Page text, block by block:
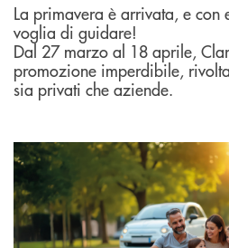
La primavera è arrivata, e con
voglia di guidare!
Dal 27 marzo al 18 aprile,
promozione imperdibile,
sia privati che aziende.